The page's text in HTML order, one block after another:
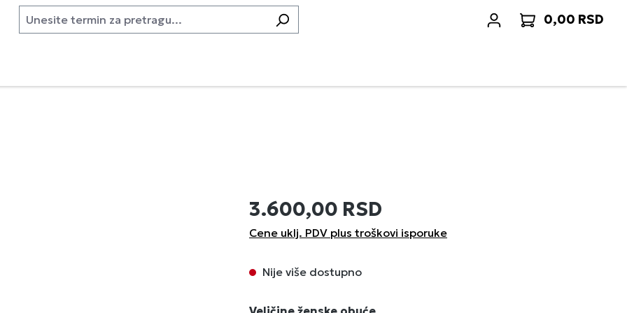
0,00 RSD
3.600,00 RSD
Cene uklj. PDV plus troškovi isporuke
Nije više dostupno
Izaberi